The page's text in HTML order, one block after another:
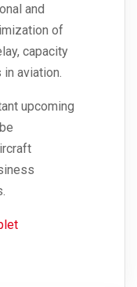
and
of
capacity
aviation.
upcoming